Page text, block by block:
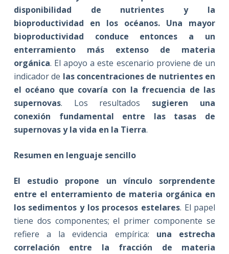
disponibilidad de nutrientes y la
bioproductividad en los océanos. Una mayor
bioproductividad conduce entonces a un
enterramiento más extenso de materia
orgánica. El apoyo a este escenario proviene de un
indicador de las concentraciones de nutrientes en
el océano que covaría con la frecuencia de las
supernovas. Los resultados sugieren una
conexión fundamental entre las tasas de
supernovas y la vida en la Tierra.
Resumen en lenguaje sencillo
El estudio propone un vínculo sorprendente
entre el enterramiento de materia orgánica en
los sedimentos y los procesos estelares. El papel
tiene dos componentes; el primer componente se
refiere a la evidencia empírica: una estrecha
correlación entre la fracción de materia